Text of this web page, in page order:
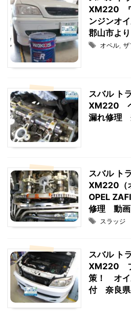
XM220
ンジンオ
郡山市より
オペル ザ
スバル ト
XM220
漏れ修理
スバル ト
XM220（
OPEL
修理 動画
スラッジ
スバル ト
XM220
策！ オイ
付 奈良県